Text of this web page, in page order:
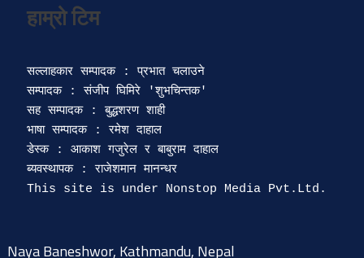
हाम्रो टिम
सल्लाहकार सम्पादक : प्रभात चलाउने
सम्पादक : संजीप घिमिरे 'शुभचिन्तक'
सह सम्पादक : बुद्धशरण शाही
भाषा सम्पादक : रमेश दाहाल
डेस्क : आकाश गजुरेल र बाबुराम दाहाल
ब्यवस्थापक : राजेशमान मानन्धर
Naya Baneshwor, Kathmandu, Nepal